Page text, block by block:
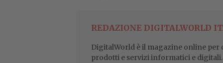
REDAZIONE DIGITALWORLD
DigitalWorld è il magazine online per
prodotti e servizi informatici e